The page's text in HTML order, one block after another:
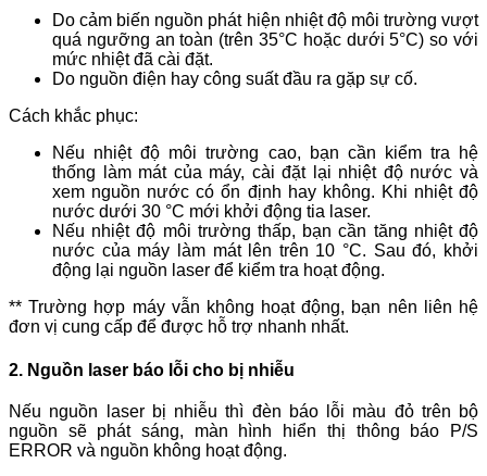
Do cảm biến nguồn phát hiện nhiệt độ môi trường vượt
quá ngưỡng an toàn (trên 35°C hoặc dưới 5°C) so với
mức nhiệt đã cài đặt.
Do nguồn điện hay công suất đầu ra gặp sự cố.
Cách khắc phục:
Nếu nhiệt độ môi trường cao, bạn cần kiểm tra hệ
thống làm mát của máy, cài đặt lại nhiệt độ nước và
xem nguồn nước có ổn định hay không. Khi nhiệt độ
nước dưới 30 °C mới khởi động tia laser.
Nếu nhiệt độ môi trường thấp, bạn cần tăng nhiệt độ
nước của máy làm mát lên trên 10 °C. Sau đó, khởi
động lại nguồn laser để kiểm tra hoạt động.
** Trường hợp máy vẫn không hoạt động, bạn nên liên hệ
đơn vị cung cấp để được hỗ trợ nhanh nhất.
2. Nguồn laser báo lỗi cho bị nhiễu
Nếu nguồn laser bị nhiễu thì đèn báo lỗi màu đỏ trên bộ
nguồn sẽ phát sáng, màn hình hiển thị thông báo P/S
ERROR và nguồn không hoạt động.